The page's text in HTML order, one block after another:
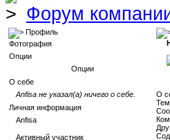
Форум
Профиль
Фотография
Опции
Опции
О себе
Anfisa не указал(а) ничего о себе.
Личная информация
Anfisa
Активный участник
О